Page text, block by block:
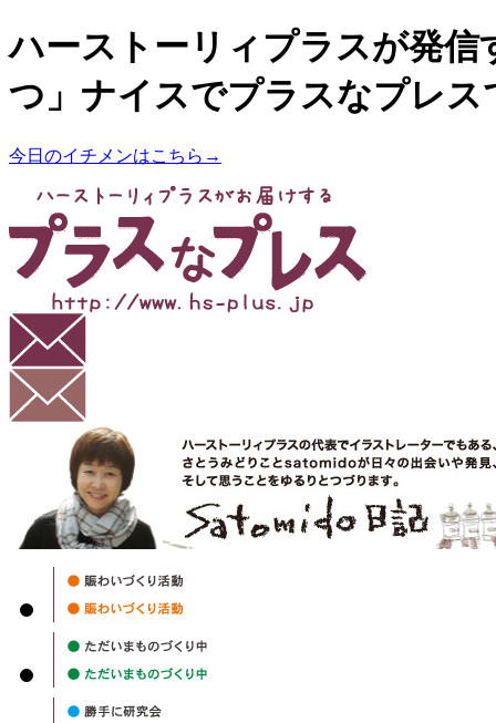
ハーストーリィプラスが発信
つ」ナイスでプラスなプレス
今日のイチメンはこちら→